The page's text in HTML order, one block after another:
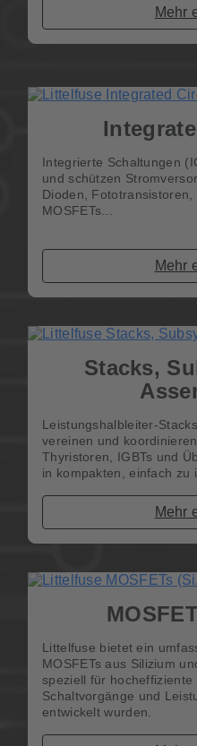
Mehr
Integrierte Schaltungen
und schützen
Dioden, Fototransistoren,
MOSFETs...
Mehr
Stacks,
Leistungshalbleiter-
vereinen und
Thyristoren, IGBTs und
in kompakten, einfach zu
Mehr
Littelfuse bietet ein
MOSFETs aus Silizium
speziell für hocheffiziente
Schaltvorgänge und
entwickelt wurden.